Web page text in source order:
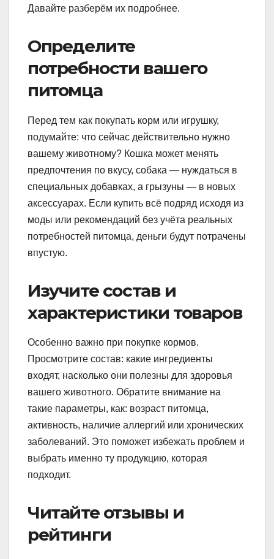
Давайте разберём их подробнее.
Определите
потребности вашего
питомца
Перед тем как покупать корм или игрушку,
подумайте: что сейчас действительно нужно
вашему животному? Кошка может менять
предпочтения по вкусу, собака — нуждаться в
специальных добавках, а грызуны — в новых
аксессуарах. Если купить всё подряд исходя из
моды или рекомендаций без учёта реальных
потребностей питомца, деньги будут потрачены
впустую.
Изучите состав и
характеристики товаров
Особенно важно при покупке кормов.
Просмотрите состав: какие ингредиенты
входят, насколько они полезны для здоровья
вашего животного. Обратите внимание на
такие параметры, как: возраст питомца,
активность, наличие аллергий или хронических
заболеваний. Это поможет избежать проблем и
выбрать именно ту продукцию, которая
подходит.
Читайте отзывы и
рейтинги